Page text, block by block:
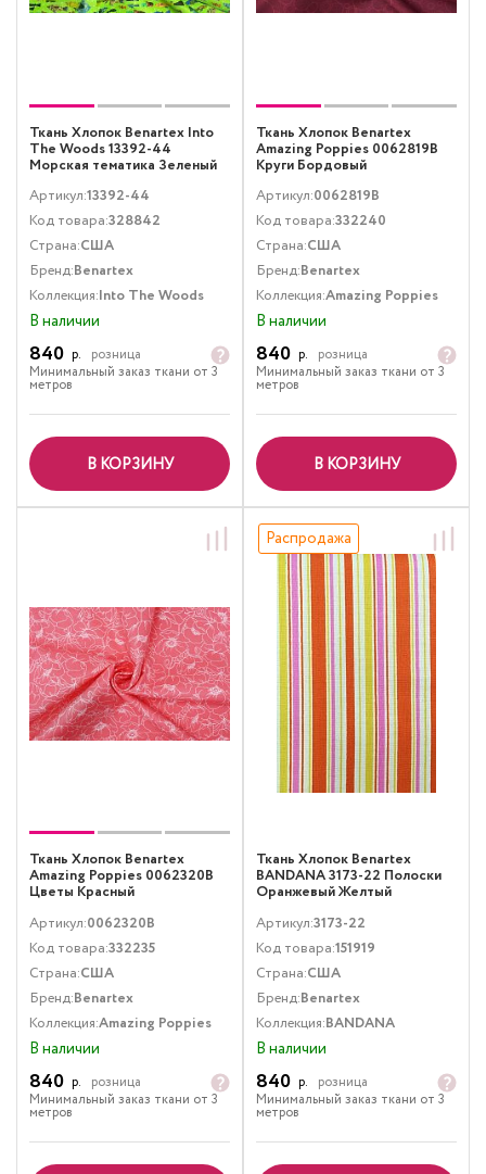
Ткань Хлопок Benartex Into
The Woods 13392-44
Морская тематика Зеленый
Артикул:13392-44
Код товара:328842
Страна:США
Бренд:Benartex
Коллекция:Into The Woods
В наличии
840 р.
розница
Минимальный заказ ткани от 3
метров
В КОРЗИНУ
Ткань Хлопок Benartex
Amazing Poppies 0062819B
Круги Бордовый
Артикул:0062819B
Код товара:332240
Страна:США
Бренд:Benartex
Коллекция:Amazing Poppies
В наличии
840 р.
розница
Минимальный заказ ткани от 3
метров
В КОРЗИНУ
Ткань Хлопок Benartex
Amazing Poppies 0062320B
Цветы Красный
Артикул:0062320B
Код товара:332235
Страна:США
Бренд:Benartex
Коллекция:Amazing Poppies
В наличии
840 р.
розница
Минимальный заказ ткани от 3
метров
Распродажа
Ткань Хлопок Benartex
BANDANA 3173-22 Полоски
Оранжевый Желтый
Артикул:3173-22
Код товара:151919
Страна:США
Бренд:Benartex
Коллекция:BANDANA
В наличии
840 р.
розница
Минимальный заказ ткани от 3
метров